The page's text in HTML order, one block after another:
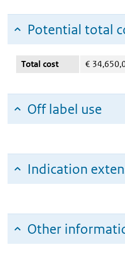
Potential total
Total cost €
Off label use
Indication
Other